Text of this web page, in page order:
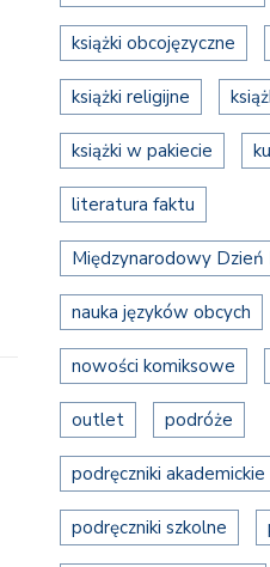
książki obcojęzyczne
książki religijne
książki w pakiecie
literatura faktu
Międzynarodowy Dzień
nauka języków obcych
nowości komiksowe
outlet podróże
podręczniki akademickie
podręczniki szkolne